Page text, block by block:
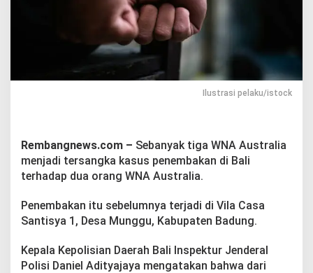
a
d
i
T
e
s
a
a
s
s
e
e
m
Ilustrasi pelaku/istock
Rembangnews.com – Sebanyak tiga WNA Australia
menjadi tersangka kasus penembakan di Bali
terhadap dua orang WNA Australia.
Penembakan itu sebelumnya terjadi di Vila Casa
Santisya 1, Desa Munggu, Kabupaten Badung.
Kepala Kepolisian Daerah Bali Inspektur Jenderal
Polisi Daniel Adityajaya mengatakan bahwa dari